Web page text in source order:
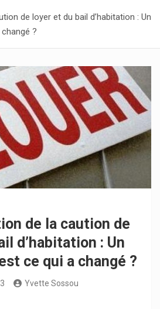
de loyer et du bail d’habitation : Un
?
de la caution de
d’habitation : Un
ce qui a changé ?
Yvette Sossou